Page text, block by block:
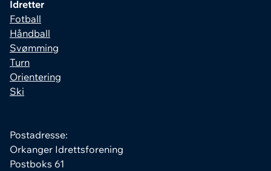
Idretter
Fotball
Håndball
Svømming
Turn
Orientering
Ski
Postadresse:
Orkanger Idrettsforening
Postboks 61